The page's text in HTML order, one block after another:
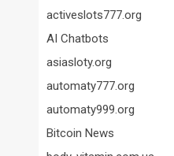
activeslots777.org
AI Chatbots
asiasloty.org
automaty777.org
automaty999.org
Bitcoin News